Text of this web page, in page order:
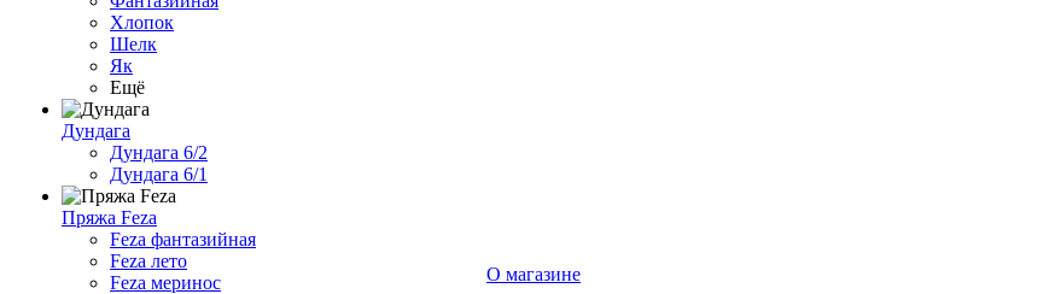
Хлопок
Шелк
Як
Ещё
Дундага
Дундага 6/2
Дундага 6/1
Пряжа Feza
Feza фантазийная
Feza лето
Feza меринос
О магазине